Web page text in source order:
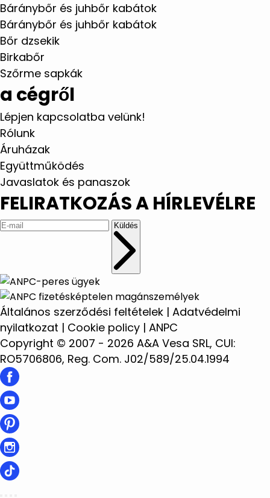
Báránybőr és juhbőr kabátok
Báránybőr és juhbőr kabátok
Bőr dzsekik
Birkabőr
Szőrme sapkák
a cégről
Lépjen kapcsolatba velünk!
Rólunk
Áruházak
Együttműködés
Javaslatok és panaszok
FELIRATKOZÁS A HÍRLEVÉLRE
Küldés
Általános szerződési feltételek | Adatvédelmi
nyilatkozat | Cookie policy | ANPC
Copyright © 2007 - 2026 A&A Vesa SRL, CUI:
RO5706806, Reg. Com. J02/589/25.04.1994